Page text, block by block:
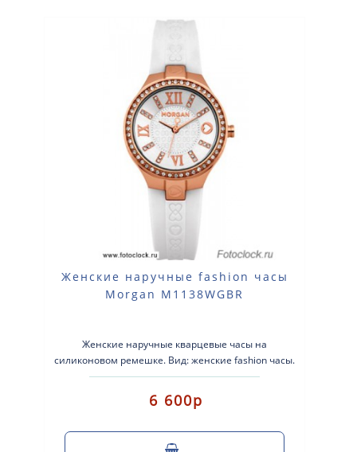
Женские наручные fashion часы
Morgan M1138WGBR
Женские наручные кварцевые часы на
силиконовом ремешке. Вид: женские fashion часы.
Тип механизма: кварцевые. Корпус: лат..
6 600р